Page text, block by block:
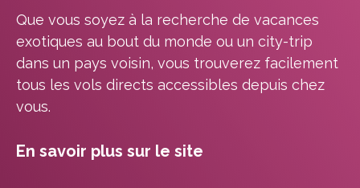
Que vous soyez à la recherche de vacances
exotiques au bout du monde ou un city-trip
dans un pays voisin, vous trouverez facilement
tous les vols directs accessibles depuis chez
vous.
En savoir plus sur le site